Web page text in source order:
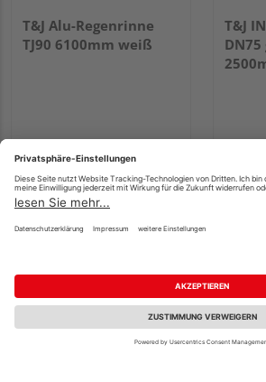
T&J Alu-Regenrinne
TJ90 6100mm weiß
49,99 €
Verkauf & Versand
Köln
T&J
Verkauf
Fachberatung